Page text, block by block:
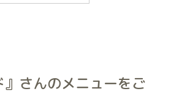
』さんのメニューをご